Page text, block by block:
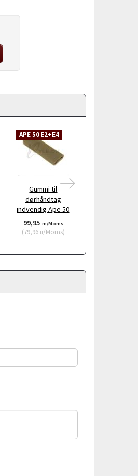
APE 50 E2+E4
Gummi til
dørhåndtag
indvendig Ape 50
99,95 m/Moms
(79,96u/Moms)